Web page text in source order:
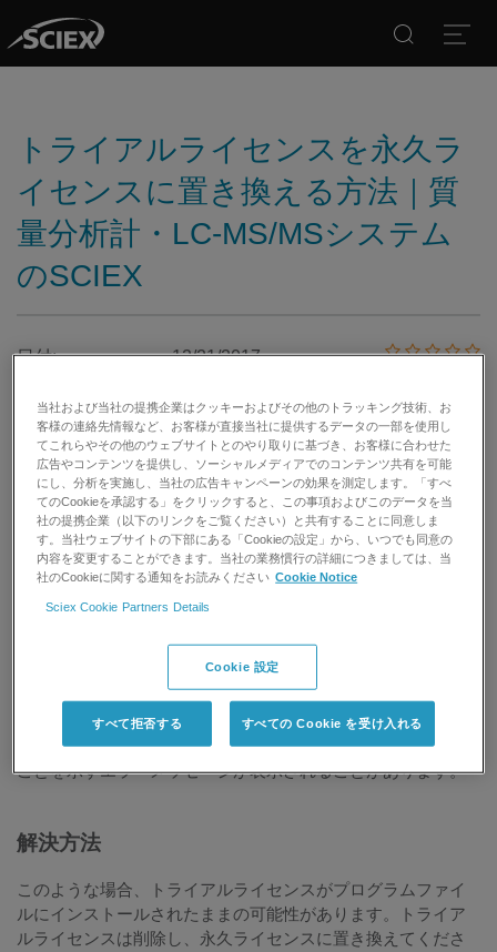
トライアルライセンスを永久ラ
イセンスに置き換える方法｜質
量分析計・LC-MS/MSシステム
のSCIEX
日付:
12/21/2017
印刷する 記事を評価する:
研究用にのみ使用できます。診断目的での使用は
できません。
ソフトウェアを開く時に、永久ライセンスがインストールさ
れていると思われる場合でも、ライセンスが期限切れである
ことを示すエラーメッセージが表示されることがあります。
解決方法
このような場合、トライアルライセンスがプログラムファイ
ルにインストールされたままの可能性があります。トライア
ルライセンスは削除し、永久ライセンスに置き換えてくださ
当社および当社の提携企業はクッキーおよびその他のトラッキング技術、お
客様の連絡先情報など、お客様が直接当社に提供するデータの一部を使用し
てこれらやその他のウェブサイトとのやり取りに基づき、お客様に合わせた
広告やコンテンツを提供し、ソーシャルメディアでのコンテンツ共有を可能
にし、分析を実施し、当社の広告キャンペーンの効果を測定します。「すべ
てのCookieを承認する」をクリックすると、この事項およびこのデータを当
社の提携企業（以下のリンクをご覧ください）と共有することに同意しま
す。当社ウェブサイトの下部にある「Cookieの設定」から、いつでも同意の
内容を変更することができます。当社の業務慣行の詳細につきましては、当
社のCookieに関する通知をお読みください Cookie Notice
Sciex Cookie Partners Details
Cookie 設定
すべて拒否する すべての Cookie を受け入れる